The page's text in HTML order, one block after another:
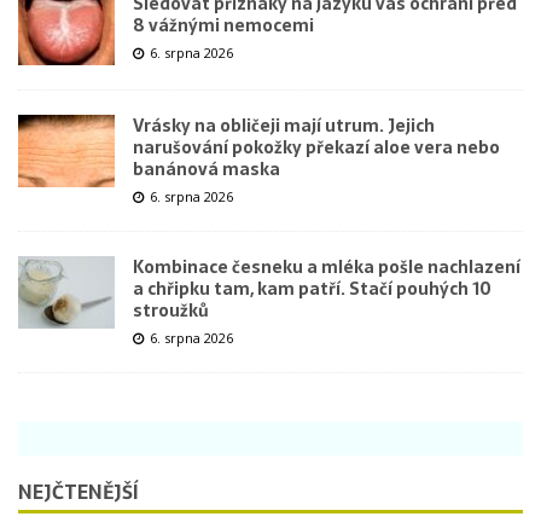
8 vážnými nemocemi
6. srpna 2026
Vrásky na obličeji mají utrum. Jejich
narušování pokožky překazí aloe vera nebo
banánová maska
6. srpna 2026
Kombinace česneku a mléka pošle nachlazení
a chřipku tam, kam patří. Stačí pouhých 10
stroužků
6. srpna 2026
NEJČTENĚJŠÍ